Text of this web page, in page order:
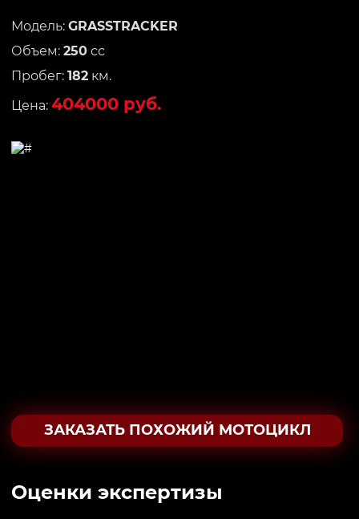
Модель: GRASSTRACKER
Объем: 250 сс
Пробег: 182 км.
Цена: 404000 руб.
ЗАКАЗАТЬ ПОХОЖИЙ МОТОЦИКЛ
Oценки экспертизы